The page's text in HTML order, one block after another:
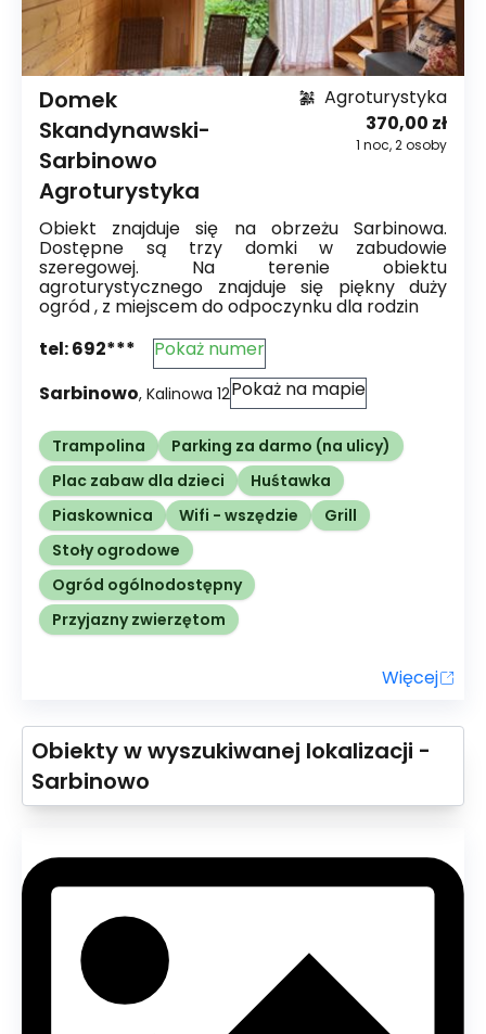
Domek
Skandynawski-
Sarbinowo
Agroturystyka
Agroturystyka
370,00 zł
1 noc,2osoby
Obiekt znajduje się na obrzeżu Sarbinowa.
Dostępne są trzy domki w zabudowie
szeregowej. Na terenie obiektu
agroturystycznego znajduje się piękny duży
ogród , z miejscem do odpoczynku dla rodzin
tel:692***
Pokaż numer
Sarbinowo, Kalinowa 12Pokaż na mapie
Trampolina
Parking za darmo (na ulicy)
Plac zabaw dla dzieci
Huśtawka
Piaskownica
Wifi - wszędzie
Grill
Stoły ogrodowe
Ogród ogólnodostępny
Przyjazny zwierzętom
Więcej
Obiekty w wyszukiwanej lokalizacji -
Sarbinowo